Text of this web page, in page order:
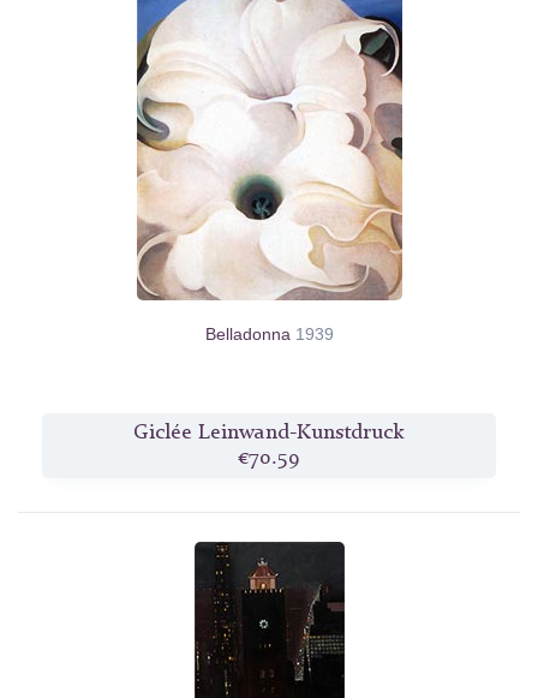
Belladonna 1939
Giclée Leinwand-Kunstdruck
€70.59